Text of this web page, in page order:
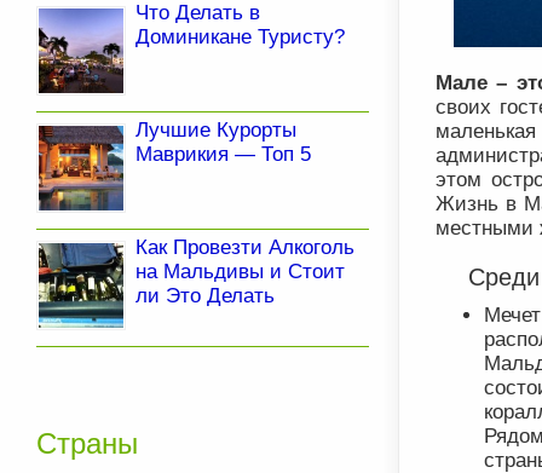
Мале –
своих
этом
Жизнь в
местными
Что Делать в
Доминикане Туристу?
Лучшие Курорты
Маврикия — Топ 5
Как Провезти Алкоголь
на Мальдивы и Стоит
ли Это Делать
Страны